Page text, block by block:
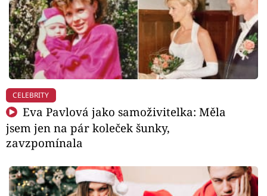
CELEBRITY
Eva Pavlová jako samoživitelka: Měla
jsem jen na pár koleček šunky,
zavzpomínala